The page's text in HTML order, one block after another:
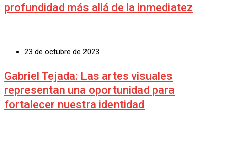
profundidad más allá de la inmediatez
23 de octubre de 2023
Gabriel Tejada: Las artes visuales
representan una oportunidad para
fortalecer nuestra identidad